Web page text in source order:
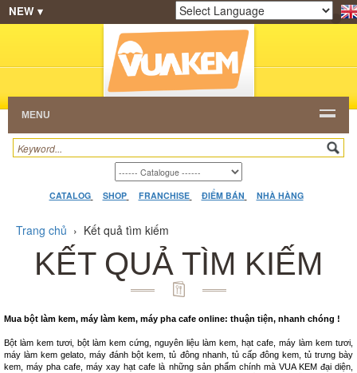
SHOP HẠT CAFE
NHÀ HÀNG
CATALOG VIDEO HỎI ĐÁP
NEW ▾
Powered by Translate
MENU
CATALOG SHOP FRANCHISE ĐIỂM BÁN NHÀ HÀNG
Trang chủ › Kết quả tìm kiếm
KẾT QUẢ TÌM KIẾM
Mua bột làm kem, máy làm kem, máy pha cafe online: thuận tiện, nhanh chóng !
Bột làm kem tươi, bột làm kem cứng, nguyên liệu làm kem, hạt cafe, máy làm kem tươi,
máy làm kem gelato, máy đánh bột kem, tủ đông nhanh, tủ cấp đông kem, tủ trưng bày
kem, máy pha cafe, máy xay hạt cafe là những sản phẩm chính mà VUA KEM đại diện,